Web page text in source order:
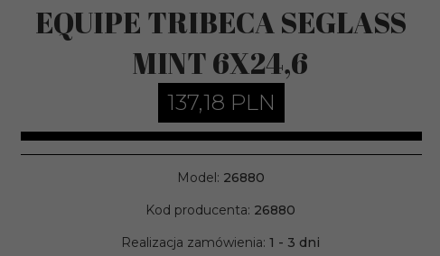
EQUIPE TRIBECA SEGLASS
MINT 6X24,6
137,18 PLN
Model: 26880
Kod producenta: 26880
Realizacja zamówienia: 1 - 3 dni